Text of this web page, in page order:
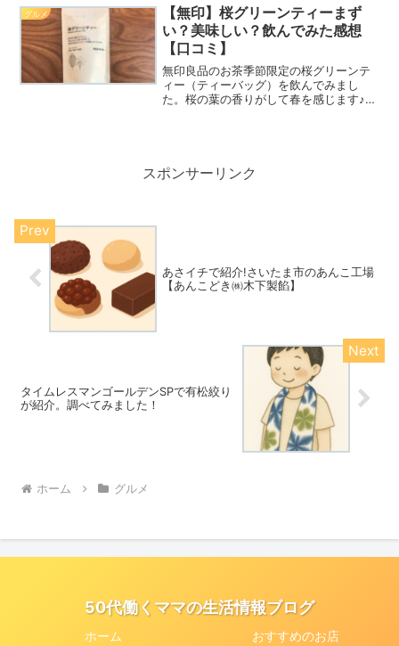
る時ってありませんか？そんな時におす
すめなのが、無印良品の ...
グルメ
【無印】桜グリーンティーまず
い？美味しい？飲んでみた感想
【口コミ】
無印良品のお茶季節限定の桜グリーンテ
ィー（ティーバッグ）を飲んでみまし
た。桜の葉の香りがして春を感じます♪飲
スポンサーリンク
あさイチで紹介!さいたま市のあんこ工場
【あんこどき㈱木下製餡】
タイムレスマンゴールデンSPで有松絞り
が紹介。調べてみました！
ホーム グルメ
50代働くママの生活情報ブログ
ホーム おすすめのお店